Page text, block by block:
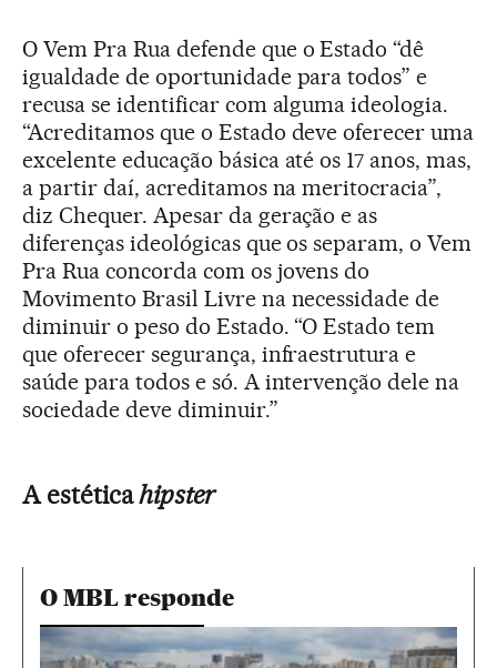
O Vem Pra Rua defende que o Estado “dê
igualdade de oportunidade para todos” e
recusa se identificar com alguma ideologia.
“Acreditamos que o Estado deve oferecer uma
excelente educação básica até os 17 anos, mas,
a partir daí, acreditamos na meritocracia”,
diz Chequer. Apesar da geração e as
diferenças ideológicas que os separam, o Vem
Pra Rua concorda com os jovens do
Movimento Brasil Livre na necessidade de
diminuir o peso do Estado. “O Estado tem
que oferecer segurança, infraestrutura e
saúde para todos e só. A intervenção dele na
sociedade deve diminuir.”
A estéticahipster
O MBL responde